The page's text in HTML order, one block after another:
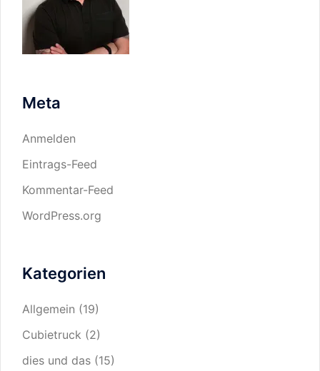
Meta
Anmelden
Eintrags-Feed
Kommentar-Feed
WordPress.org
Kategorien
Allgemein (19)
Cubietruck (2)
dies und das (15)